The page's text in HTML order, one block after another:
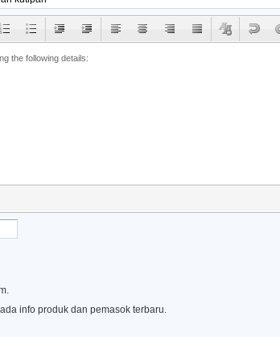
info produk dan pemasok terbaru.